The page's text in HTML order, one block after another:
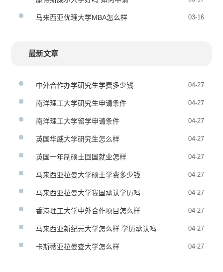
马来西亚优理大学MBA怎么样 03-16
最新文章
中外合作办学研究生学费多少钱 04-27
南洋理工大学研究生申请条件 04-27
南洋理工大学留学申请条件 04-27
英国华威大学研究生怎么样 04-27
英国一年制硕士回国就业怎样 04-27
马来西亚拉曼大学硕士学费多少钱 04-27
马来西亚拉曼大学我国承认学历吗 04-27
香港理工大学中外合作项目怎么样 04-27
马来西亚新纪元大学怎么样 学历承认吗 04-27
卡斯蒂亚拉曼查大学怎么样 04-27